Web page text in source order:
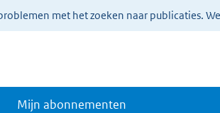
met het zoeken naar publicaties.
Mijn abonnementen